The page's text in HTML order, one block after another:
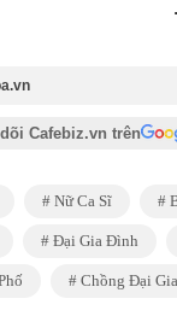
Cafebiz.vn trên
Nữ Ca Sĩ
Đại Gia Đình
Chồng Đại Gia